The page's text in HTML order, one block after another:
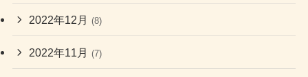
2022年12月 (8)
2022年11月 (7)